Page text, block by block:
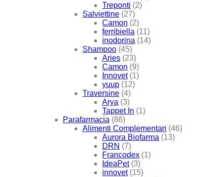
Treponti (2)
Salviettine (27)
Camon (2)
ferribiella (11)
inodorina (14)
Shampoo (45)
Aries (23)
Camon (9)
Innovet (1)
yuup (12)
Traversine (4)
Arya (3)
Tappet In (1)
Parafarmacia (86)
Alimenti Complementari (46)
Aurora Biofarma (13)
DRN (7)
Francodex (1)
IdeaPet (3)
innovet (15)